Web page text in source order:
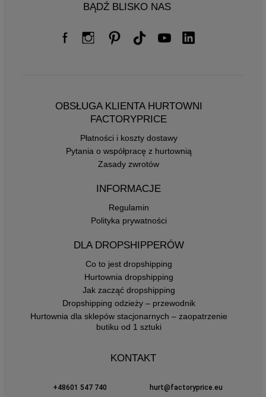
BĄDŹ BLISKO NAS
OBSŁUGA KLIENTA HURTOWNI
FACTORYPRICE
Płatności i koszty dostawy
Pytania o współpracę z hurtownią
Zasady zwrotów
INFORMACJE
Regulamin
Polityka prywatności
DLA DROPSHIPPERÓW
Co to jest dropshipping
Hurtownia dropshipping
Jak zacząć dropshipping
Dropshipping odzieży – przewodnik
Hurtownia dla sklepów stacjonarnych – zaopatrzenie
butiku od 1 sztuki
KONTAKT
+48601 547 740 hurt@factoryprice.eu